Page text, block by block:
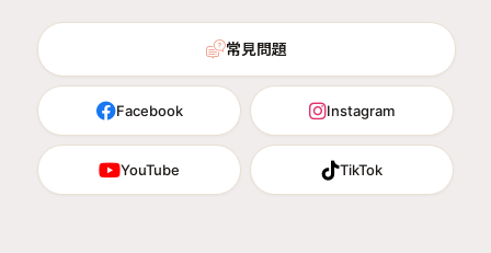
常見問題
Facebook Instagram
YouTube TikTok